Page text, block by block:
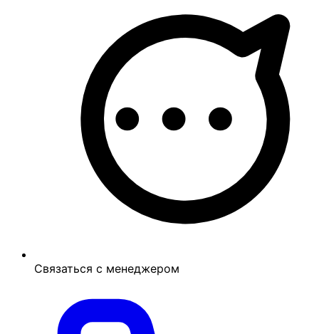
Связаться с менеджером